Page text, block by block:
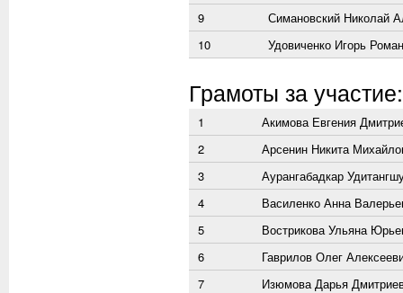
9
Симановский Николай
10
Удовиченко Игорь
Грамоты за участие:
1
Акимова Евгения
2
Арсенин Никита
3
Аурангабадкар
4
Василенко Анна
5
Вострикова Ульяна
6
Гаврилов Олег
7
Изюмова Дарья